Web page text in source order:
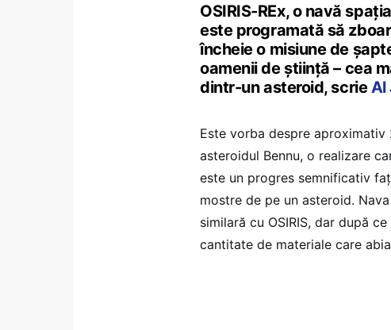
OSIRIS-REx, o navă
este programată să
încheie o misiune de
oamenii de știință – cea
dintr-un asteroid, scrie Al
Este vorba despre
asteroidul Bennu, o realizare
este un progres semnificativ
mostre de pe un asteroid.
similară cu OSIRIS, dar după
cantitate de materiale care